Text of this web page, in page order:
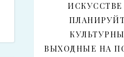
ИСКУССТВЕ
ВЫХОДНЫЕ НА